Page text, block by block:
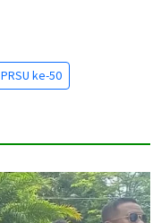
PRSU ke-50